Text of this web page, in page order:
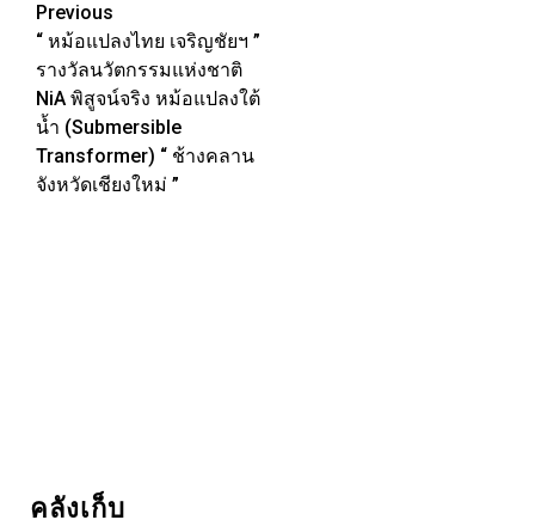
Post
navigation
Previous
“ หม้อแปลงไทย เจริญชัยฯ ”
รางวัลนวัตกรรมแห่งชาติ
NiA พิสูจน์จริง หม้อแปลงใต้
น้ำ (Submersible
Transformer) “ ช้างคลาน
จังหวัดเชียงใหม่ ”
คลังเก็บ